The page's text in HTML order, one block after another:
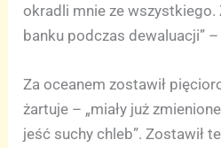
okradli mnie ze
banku podczas dewaluacji”
Za oceanem zostawił
żartuje – „miały już
jeść suchy chleb”. Zostawił